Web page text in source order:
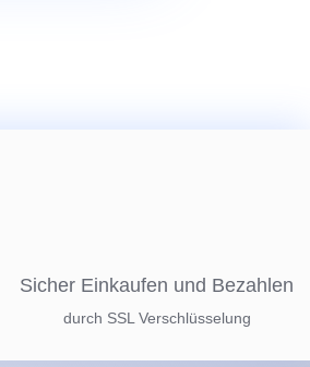
Sicher Einkaufen und Bezahlen
durch SSL Verschlüsselung